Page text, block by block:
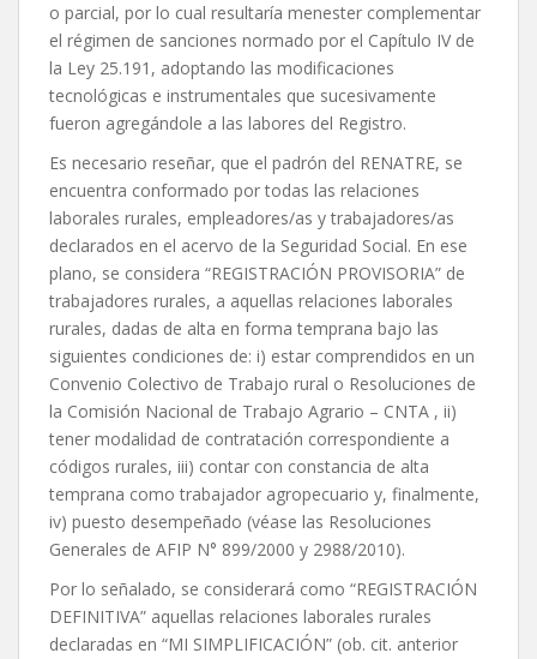
o parcial, por lo cual resultaría menester complementar
el régimen de sanciones normado por el Capítulo IV de
la Ley 25.191, adoptando las modificaciones
tecnológicas e instrumentales que sucesivamente
fueron agregándole a las labores del Registro.
Es necesario reseñar, que el padrón del RENATRE, se
encuentra conformado por todas las relaciones
laborales rurales, empleadores/as y trabajadores/as
declarados en el acervo de la Seguridad Social. En ese
plano, se considera “REGISTRACIÓN PROVISORIA” de
trabajadores rurales, a aquellas relaciones laborales
rurales, dadas de alta en forma temprana bajo las
siguientes condiciones de: i) estar comprendidos en un
Convenio Colectivo de Trabajo rural o Resoluciones de
la Comisión Nacional de Trabajo Agrario – CNTA , ii)
tener modalidad de contratación correspondiente a
códigos rurales, iii) contar con constancia de alta
temprana como trabajador agropecuario y, finalmente,
iv) puesto desempeñado (véase las Resoluciones
Generales de AFIP N° 899/2000 y 2988/2010).
Por lo señalado, se considerará como “REGISTRACIÓN
DEFINITIVA” aquellas relaciones laborales rurales
declaradas en “MI SIMPLIFICACIÓN” (ob. cit. anterior